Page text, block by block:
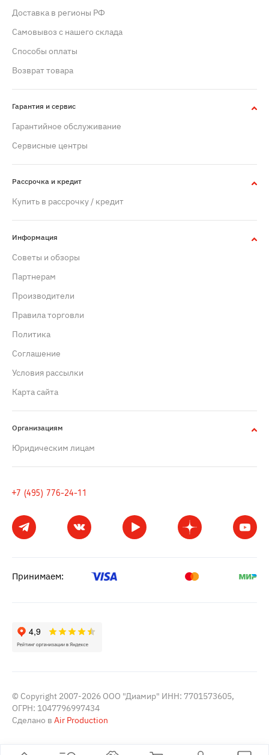
Доставка в регионы РФ
Самовывоз с нашего склада
Способы оплаты
Возврат товара
Гарантия и сервис
Гарантийное обслуживание
Сервисные центры
Рассрочка и кредит
Купить в рассрочку / кредит
Информация
Советы и обзоры
Партнерам
Производители
Правила торговли
Политика
Cоглашение
Условия рассылки
Карта сайта
Организациям
Юридическим лицам
+7 (495) 776-24-11
Принимаем:
© Copyright 2007-2026 ООО "Диамир" ИНН: 7701573605,
ОГРН: 1047796997434
Сделано в Air Production